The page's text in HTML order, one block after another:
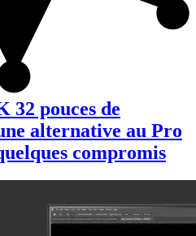
32 pouces de
alternative au Pro
compromis